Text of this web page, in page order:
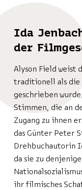
Ida
der
Alyson Field weist
traditionell als die
geschrieben
Stimmen, die an
Zugang zu ihnen
das Günter Peter
Drehbuchautorin
da sie zu
ihr filmisches